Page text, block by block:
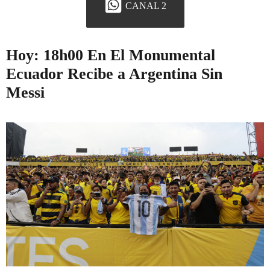
CANAL 2
Hoy: 18h00 En El Monumental
Ecuador Recibe a Argentina Sin
Messi